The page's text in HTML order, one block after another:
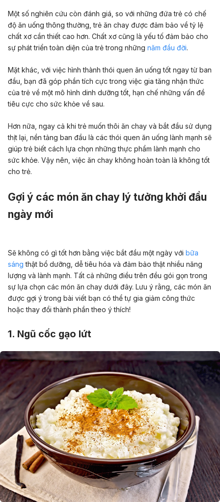
Một số nghiên cứu còn đánh giá, so với những đứa trẻ có chế
độ ăn uống thông thường, trẻ ăn chay được đảm bảo về tỷ lệ
chất xơ cần thiết cao hơn. Chất xơ cũng là yếu tố đảm bảo cho
sự phát triển toàn diện của trẻ trong những năm đầu đời.
Mặt khác, với việc hình thành thói quen ăn uống tốt ngay từ ban
đầu, bạn đã góp phần tích cực trong việc gia tăng nhận thức
của trẻ về một mô hình dinh dưỡng tốt, hạn chế những vấn đề
tiêu cực cho sức khỏe về sau.
Hơn nữa, ngay cả khi trẻ muốn thôi ăn chay và bắt đầu sử dụng
thịt lại, nền tảng ban đầu là các thói quen ăn uống lành mạnh sẽ
giúp trẻ biết cách lựa chọn những thực phẩm lành mạnh cho
sức khỏe. Vậy nên, việc ăn chay không hoàn toàn là không tốt
cho trẻ.
Gợi ý các món ăn chay lý tưởng khởi đầu
ngày mới
Sẽ không có gì tốt hơn bằng việc bắt đầu một ngày với bữa
sáng thật bổ dưỡng, dễ tiêu hóa và đảm bảo thật nhiều năng
lượng và lành mạnh. Tất cả những điều trên đều gói gọn trong
sự lựa chọn các món ăn chay dưới đây. Lưu ý rằng, các món ăn
được gợi ý trong bài viết bạn có thể tự gia giảm công thức
hoặc thay đổi thành phần theo ý thích!
1. Ngũ cốc gạo lứt